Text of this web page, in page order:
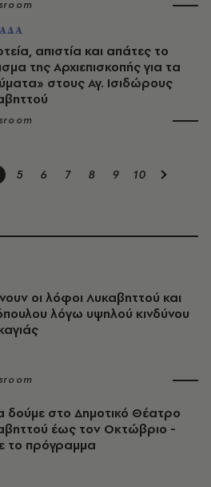
απιστία και απάτες το
της Αρχιεπισκοπής για τα
στους Αγ. Ισιδώρους
5 6 7 8 9 10
οι λόφοι Λυκαβηττού και
λόγω υψηλού κινδύνου
δούμε στο Δημοτικό Θέατρο
έως τον Οκτώβριο -
το πρόγραμμα